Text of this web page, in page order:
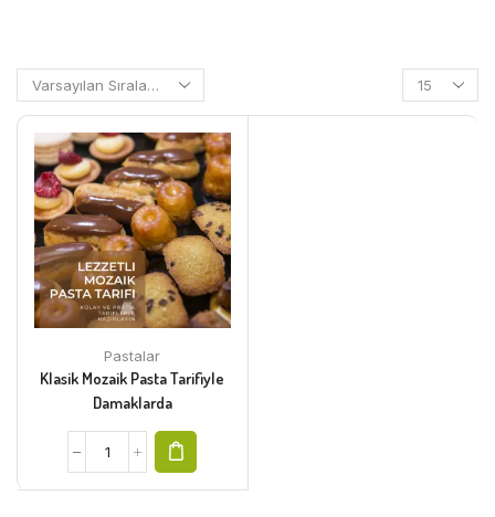
Pastalar
Klasik Mozaik Pasta Tarifiyle
Damaklarda